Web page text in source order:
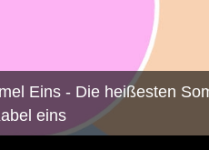
Eins - Die heißesten
eins